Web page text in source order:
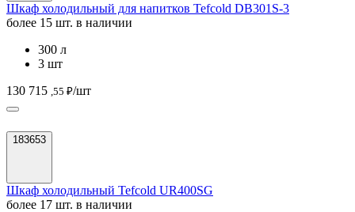
Шкаф холодильный для напитков Tefcold DB301S-3
более 15 шт. в наличии
300 л
3 шт
130 715 ,55 ₽/шт
183653
Шкаф холодильный Tefcold UR400SG
более 17 шт. в наличии